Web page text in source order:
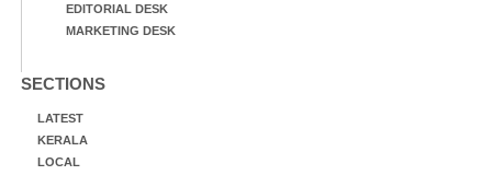
EDITORIAL DESK
MARKETING DESK
SECTIONS
LATEST
KERALA
LOCAL